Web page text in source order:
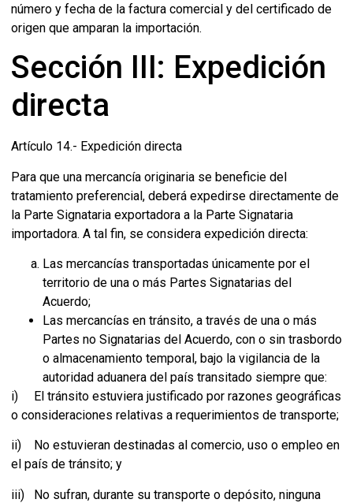
número y fecha de la factura comercial y del certificado de
origen que amparan la importación.
Sección III: Expedición
directa
Artículo 14.- Expedición directa
Para que una mercancía originaria se beneficie del
tratamiento preferencial, deberá expedirse directamente de
la Parte Signataria exportadora a la Parte Signataria
importadora. A tal fin, se considera expedición directa:
Las mercancías transportadas únicamente por el
territorio de una o más Partes Signatarias del
Acuerdo;
Las mercancías en tránsito, a través de una o más
Partes no Signatarias del Acuerdo, con o sin trasbordo
o almacenamiento temporal, bajo la vigilancia de la
autoridad aduanera del país transitado siempre que:
i) El tránsito estuviera justificado por razones geográficas
o consideraciones relativas a requerimientos de transporte;
ii) No estuvieran destinadas al comercio, uso o empleo en
el país de tránsito; y
iii) No sufran, durante su transporte o depósito, ninguna